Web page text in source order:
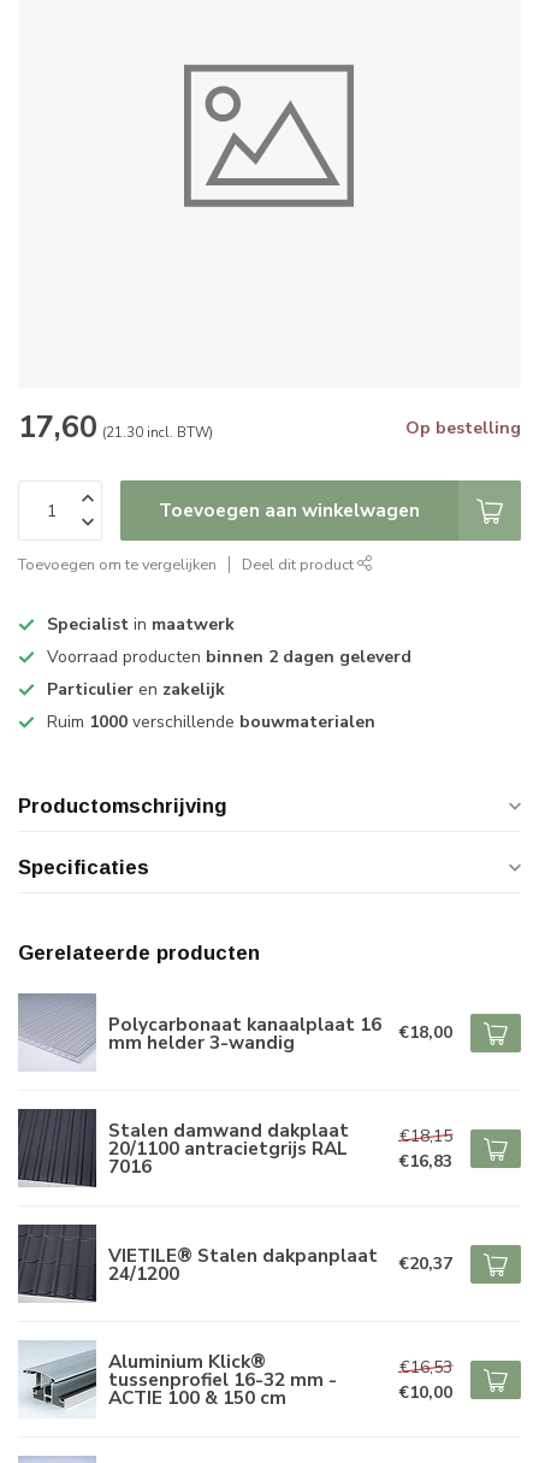
17,60 (21.30 incl. BTW) Op bestelling
Toevoegen aan winkelwagen
Toevoegen om te vergelijken Deel dit product
Specialist in maatwerk
Voorraad producten binnen 2 dagen geleverd
Particulier en zakelijk
Ruim 1000 verschillende bouwmaterialen
Productomschrijving
Specificaties
Gerelateerde producten
Polycarbonaat kanaalplaat 16
mm helder 3-wandig €18,00
Stalen damwand dakplaat
20/1100 antracietgrijs RAL
7016
€18,15
€16,83
VIETILE® Stalen dakpanplaat
24/1200 €20,37
Aluminium Klick®
tussenprofiel 16-32 mm -
ACTIE 100 & 150 cm
€16,53
€10,00